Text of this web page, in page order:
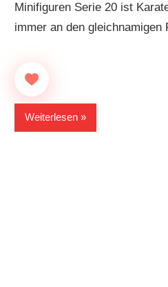
Minifiguren Serie 20 ist
immer an den gleichnamigen
Weiterlesen